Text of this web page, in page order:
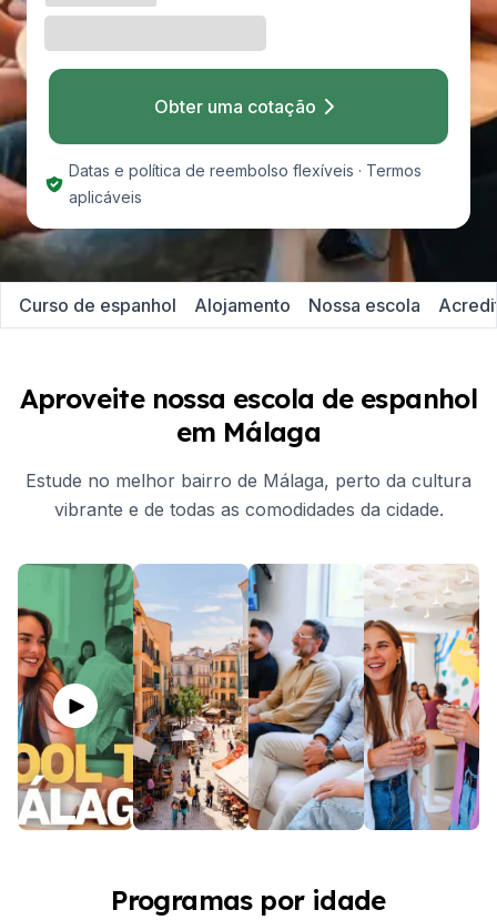
Obter uma cotação
Datas e política de reembolso flexíveis · Termos
aplicáveis
Curso de espanhol Alojamento Nossa escola
Aproveite nossa escola de espanhol
em Málaga
Estude no melhor bairro de Málaga, perto da cultura
vibrante e de todas as comodidades da cidade.
Programas por idade